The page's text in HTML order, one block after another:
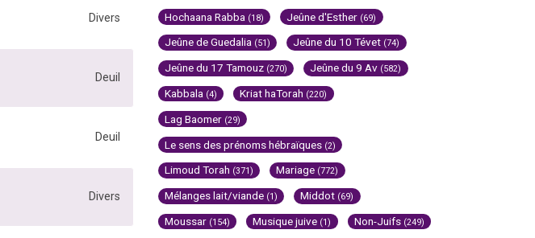
Divers
Deuil
Deuil
Divers
Hochaana Rabba (18) Jeûne d'Esther (69)
Jeûne de Guedalia (51) Jeûne du 10 Tévet (74)
Jeûne du 17 Tamouz (270) Jeûne du 9 Av (582)
Kabbala (4) Kriat haTorah (220)
Lag Baomer (29)
Le sens des prénoms hébraïques (2)
Limoud Torah (371) Mariage (772)
Mélanges lait/viande (1) Middot (69)
Moussar (154) Musique juive (1) Non-Juifs (249)